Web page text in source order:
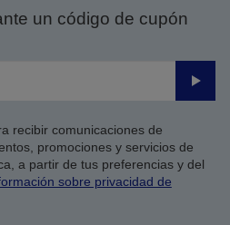
un código de cupón
Enviar
recibir comunicaciones de
promociones y servicios de
a partir de tus preferencias y del
sobre privacidad de